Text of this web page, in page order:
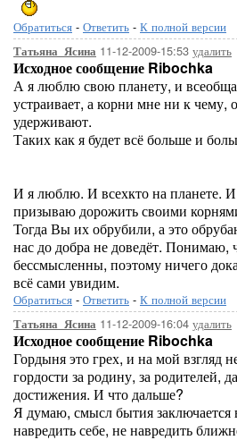
Обратиться - Ответить - К полной версии
Татьяна_Ясина 11-12-2009-15:53 удалить
Исходное сообщение Ribochka
А я люблю свою планету, и
устраивает, а корни мне ни к чему,
удерживают.
Таких как я будет всё больше и
И я люблю. И всехкто на планете.
призываю дорожить своими
Тогда Вы их обрубили, а это
нас до добра не доведёт. Понимаю,
бессмысленны, поэтому ничего
всё сами увидим.
Обратиться - Ответить - К полной версии
Татьяна_Ясина 11-12-2009-16:04 удалить
Исходное сообщение Ribochka
Гордыня это грех, и на мой взгляд
гордости за родину, за родителей,
достижения. И что дальше?
Я думаю, смысл бытия заключается
навредить себе, не навредить